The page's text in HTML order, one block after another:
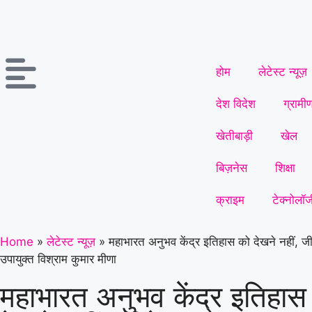
होम लेटेस्ट न्यूज़
देश विदेश
खेतीबाड़ी खेल
बिज़नेस शिक्षा
क्राइम
Home » लेटेस्ट न्यूज़ » महाभारत अनुभव केंद्र इतिहास को देखने नहीं,
उपायुक्त विश्राम कुमार मीणा
महाभारत अनुभव केंद्र